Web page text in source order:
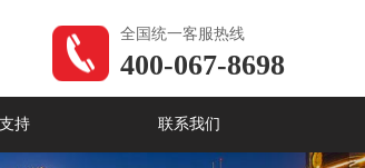
全国统一客服热线
400-067-8698
持 联系我们